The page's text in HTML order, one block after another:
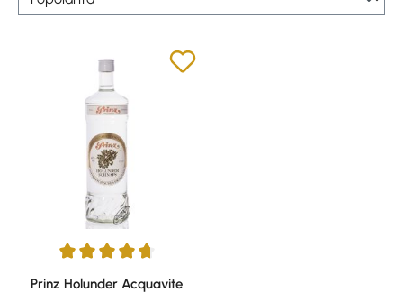
Average rating of 4.79 out of 5 stars
Prinz Holunder Acquavite